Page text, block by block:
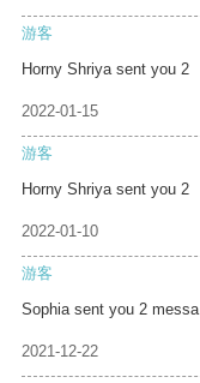
游客
Horny Shriya sent you 2
2022-01-15
游客
Horny Shriya sent you 2
2022-01-10
游客
Sophia sent you 2 messa
2021-12-22